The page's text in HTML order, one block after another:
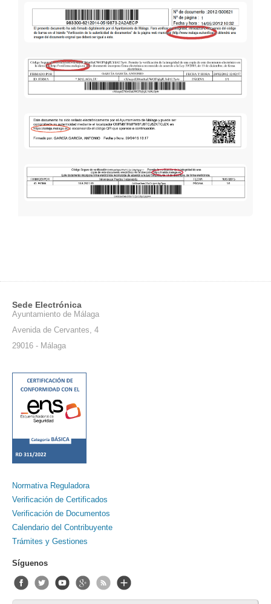
Sede Electrónica
Ayuntamiento de Málaga
Avenida de Cervantes, 4
29016 - Málaga
Normativa Reguladora
Verificación de Certificados
Verificación de Documentos
Calendario del Contribuyente
Trámites y Gestiones
Síguenos